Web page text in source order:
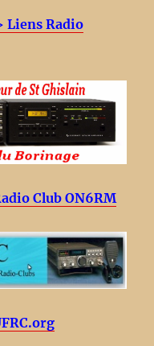
Liens Radio
Club ON6RM